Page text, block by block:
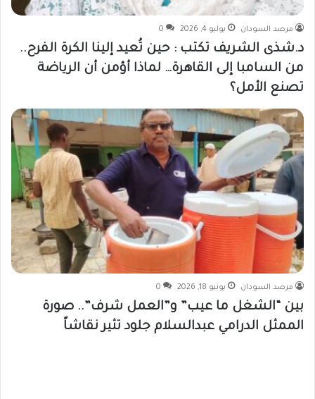
مرصد السودان يوليو 4, 2026 0
د.شذى الشريف تكتب : حين تُعيد إلينا الكرة الفرح..
من السامبا إلى القاهرة… لماذا أؤمن أن الرياضة
تصنع الأمل؟
مرصد السودان يونيو 18, 2026 0
بين “الشغل ما عيب” و”العمل شرف”.. صورة
الممثل الدرامي عبدالسلام جلود تثير نقاشاً